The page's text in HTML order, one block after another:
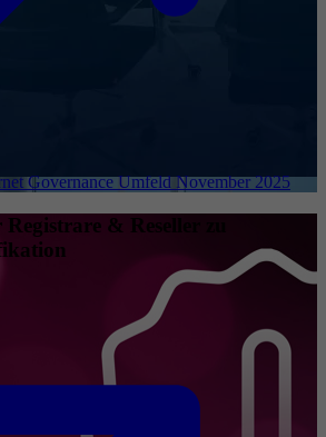
Governance Umfeld November 2025
& Reseller zu